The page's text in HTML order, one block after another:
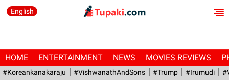
English
HOME ENTERTAINMENT NEWS MOVIES REVIEWS
#Koreankanakaraju #VishwanathAndSons #Trump #irumudi